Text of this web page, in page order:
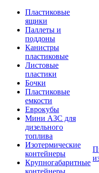
Пластиковые
ящики
Паллеты и
поддоны
Канистры
пластиковые
Листовые
пластики
Бочки
Пластиковые
емкости
Еврокубы
Мини АЗС для
дизельного
топлива
Изотермические
контейнеры
Крупногабаритные
контейнеры